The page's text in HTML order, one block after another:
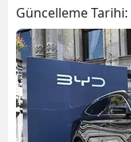
Güncelleme Tarihi: